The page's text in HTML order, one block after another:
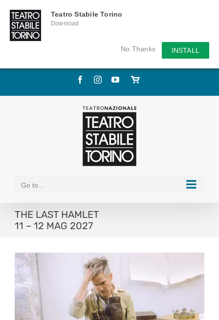
Teatro Stabile Torino
Download
No Thanks INSTALL
Skip
FacebookInstagramYouTube
Store
Go to...
THE LAST HAMLET
11 – 12 MAG 2027